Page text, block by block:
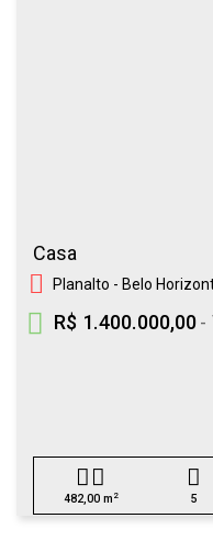
Casa
Planalto - Belo
R$ 1.400.000,00-
482,00 m 2 5